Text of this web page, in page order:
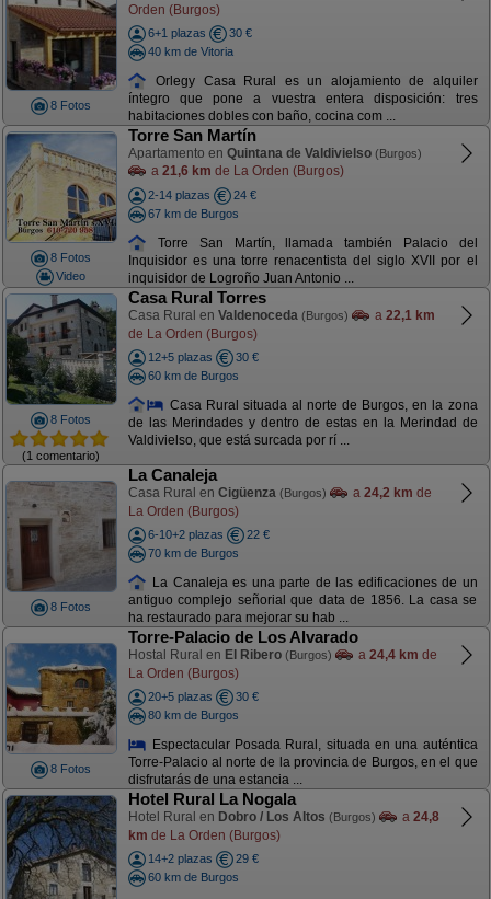
8 Fotos
Orden (Burgos)
6+1 plazas
30 €
40 km de Vitoria
Orlegy Casa Rural es un alojamiento de alquiler
íntegro que pone a vuestra entera disposición: tres
habitaciones dobles con baño, cocina com ...
8 Fotos
Video
Torre San Martín
Apartamento en Quintana de Valdivielso (Burgos)
a 21,6 km de La Orden (Burgos)
2-14 plazas
24 €
67 km de Burgos
Torre San Martín, llamada también Palacio del
Inquisidor es una torre renacentista del siglo XVII por el
inquisidor de Logroño Juan Antonio ...
8 Fotos
(1 comentario)
Casa Rural Torres
Casa Rural en Valdenoceda (Burgos) a 22,1 km
de La Orden (Burgos)
12+5 plazas
30 €
60 km de Burgos
Casa Rural situada al norte de Burgos, en la zona
de las Merindades y dentro de estas en la Merindad de
Valdivielso, que está surcada por rí ...
8 Fotos
La Canaleja
Casa Rural en Cigüenza (Burgos) a 24,2 km de
La Orden (Burgos)
6-10+2 plazas
22 €
70 km de Burgos
La Canaleja es una parte de las edificaciones de un
antiguo complejo señorial que data de 1856. La casa se
ha restaurado para mejorar su hab ...
8 Fotos
Torre-Palacio de Los Alvarado
Hostal Rural en El Ribero (Burgos) a 24,4 km de
La Orden (Burgos)
20+5 plazas
30 €
80 km de Burgos
Espectacular Posada Rural, situada en una auténtica
Torre-Palacio al norte de la provincia de Burgos, en el que
disfrutarás de una estancia ...
Hotel Rural La Nogala
Hotel Rural en Dobro / Los Altos (Burgos) a 24,8
km de La Orden (Burgos)
14+2 plazas
29 €
60 km de Burgos